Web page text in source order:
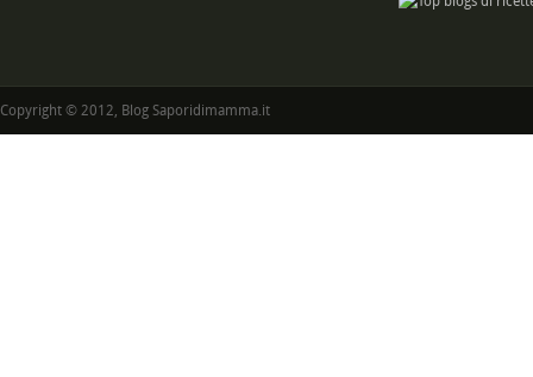
Copyright © 2012, Blog Saporidimamma.it